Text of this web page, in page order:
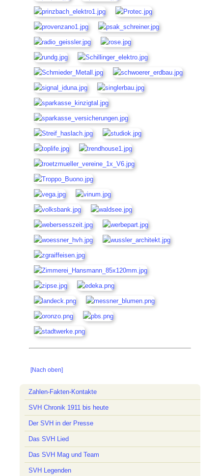
[Nach oben]
Navigation
überspringen
Zahlen-Fakten-Kontakte
SVH Chronik 1911 bis heute
Der SVH in der Presse
Das SVH Lied
Das SVH Mag und Team
SVH Legenden